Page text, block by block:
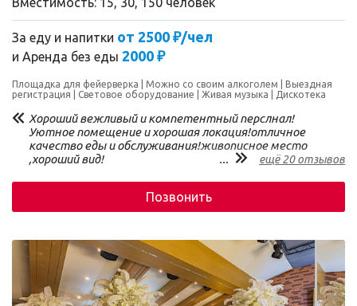
За еду и напитки от 2500 ₽/чел
и Аренда без еды 2000 ₽
Площадка для фейерверка Можно со своим алкоголем
Выездная
регистрация
Световое оборудование Живая музыка Дискотека
Хороший вежливый и компетентный перслнал!
Уютное помещение и хорошая локация!отличное
качество еды и обслуживания!живописное место
,хороший вид!
... ещё 20 отзывов
Позвонить